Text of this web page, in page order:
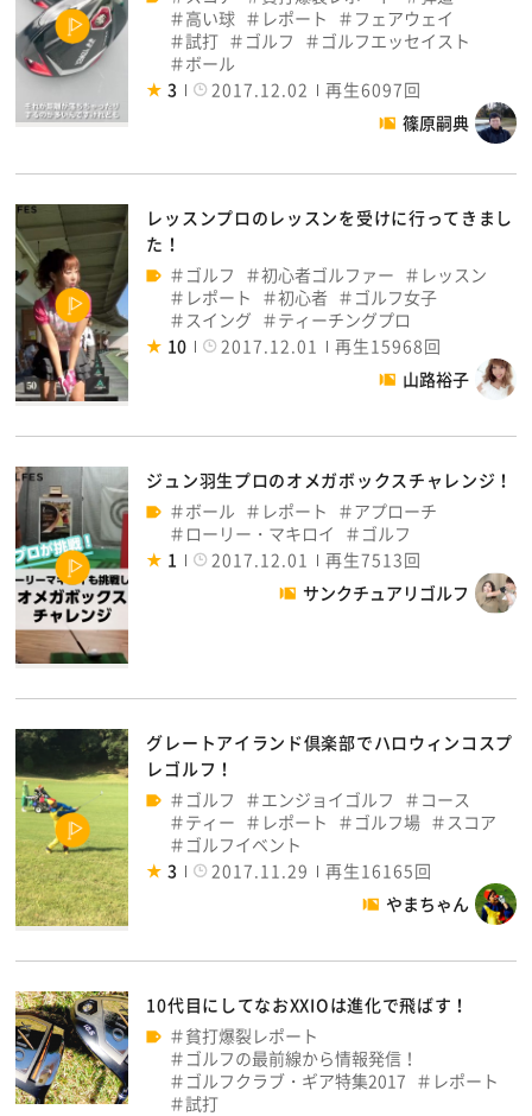
高い球
レポート
フェアウェイ
試打
ゴルフ
ゴルフエッセイスト
ボール
3
2017.12.02
再生6097回
篠原嗣典
レッスンプロのレッスンを受けに行ってきまし
た！
ゴルフ
初心者ゴルファー
レッスン
レポート
初心者
ゴルフ女子
スイング
ティーチングプロ
10
2017.12.01
再生15968回
山路裕子
ジュン羽生プロのオメガボックスチャレンジ！
ボール
レポート
アプローチ
ローリー・マキロイ
ゴルフ
1
2017.12.01
再生7513回
サンクチュアリゴルフ
グレートアイランド倶楽部でハロウィンコスプ
レゴルフ！
ゴルフ
エンジョイゴルフ
コース
ティー
レポート ゴルフ場
スコア
ゴルフイベント
3
2017.11.29
再生16165回
やまちゃん
10代目にしてなおXXIOは進化で飛ばす！
貧打爆裂レポート
ゴルフの最前線から情報発信！
ゴルフクラブ・ギア特集2017
レポート
試打